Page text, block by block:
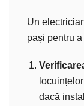
Un
pași pentru
dacă